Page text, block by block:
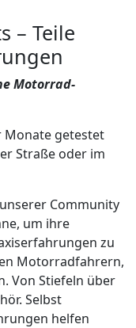
– Teile
Motorrad-
getestet
Straße oder im
Community
um ihre
zu
Motorradfahrern,
Von Stiefeln über
Selbst
helfen